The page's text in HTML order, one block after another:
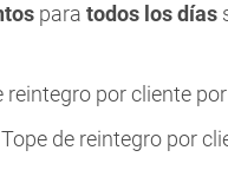
para todos los días
reintegro por cliente
de reintegro por